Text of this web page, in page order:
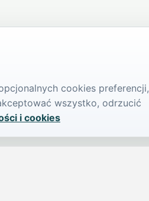
cookies preferencji,
wszystko, odrzucić
i cookies